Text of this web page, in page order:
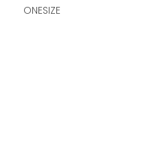
ONESIZE